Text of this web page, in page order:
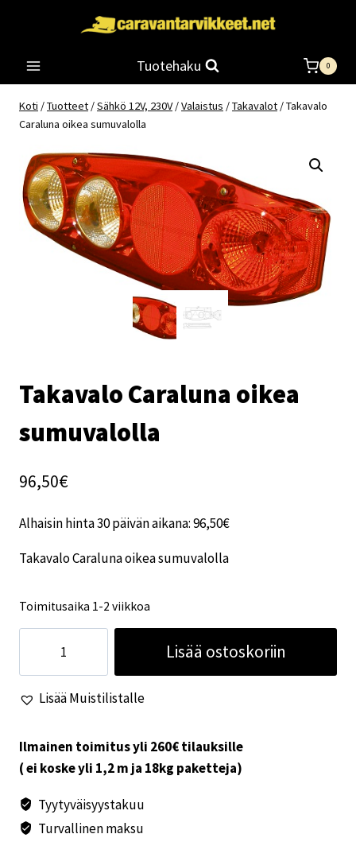
Tuotehaku 0
Koti /Tuotteet /Sähkö 12V, 230V /Valaistus /Takavalot /Takavalo
Caraluna oikea sumuvalolla
Takavalo Caraluna oikea
sumuvalolla
96,50€
Alhaisin hinta 30 päivän aikana:96,50€
Takavalo Caraluna oikea sumuvalolla
Toimitusaika 1-2 viikkoa
Caraluna
oikea
sumuvalolla
Lisää ostoskoriin
Lisää Muistilistalle
Ilmainen toimitus yli 260€ tilauksille
( ei koske yli 1,2 m ja 18kg paketteja)
Tyytyväisyystakuu
Turvallinen maksu